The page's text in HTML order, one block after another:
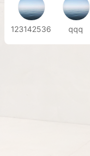
女
123142536 qqq